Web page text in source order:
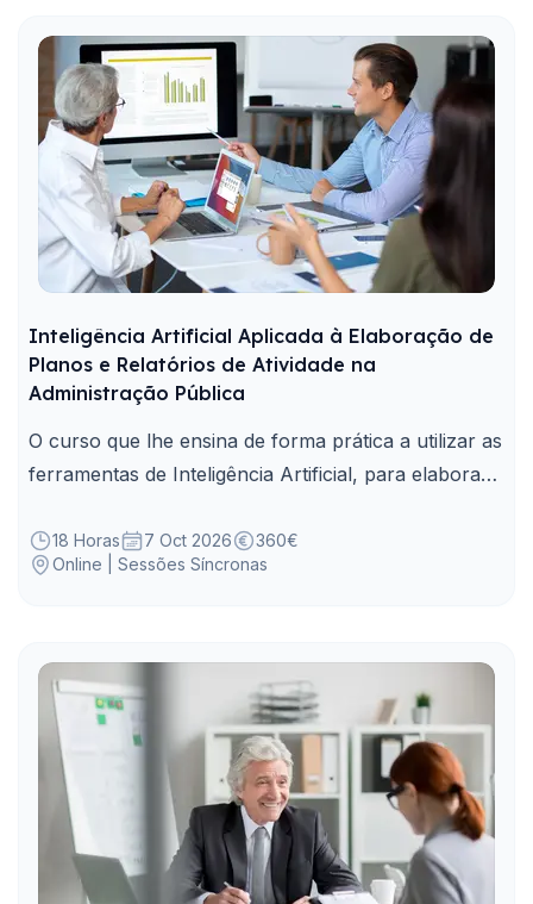
Inteligência Artificial Aplicada à Elaboração de
Planos e Relatórios de Atividade na
Administração Pública
O curso que lhe ensina de forma prática a utilizar as
ferramentas de Inteligência Artificial, para elaborar
atividades.
18 Horas 7 Oct 2026
360€
Online | Sessões Síncronas